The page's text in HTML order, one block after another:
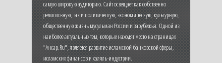
самую широкую аудиторию. Сайт освещает как собственно
религиозную, так и политическую, экономическую, культурную,
общественную жизнь мусульман России и зарубежья. Одной из
наиболее актуальных тем, которые находят место на страницах
"Ансар.Ru", является развитие исламской банковской сферы,
исламских финансов и халяль-индустрии.